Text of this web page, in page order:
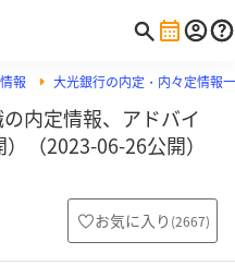
報 大光銀行の内定・内々定情報
内定情報、アドバイ
（2023-06-26公開）
お気に入り (2667)